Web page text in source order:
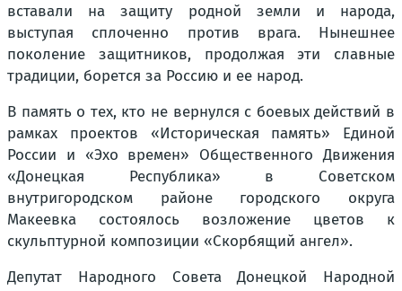
вставали на защиту родной земли и народа,
выступая сплоченно против врага. Нынешнее
поколение защитников, продолжая эти славные
традиции, борется за Россию и ее народ.
В память о тех, кто не вернулся с боевых действий в
рамках проектов «Историческая память» Единой
России и «Эхо времен» Общественного Движения
«Донецкая Республика» в Советском
внутригородском районе городского округа
Макеевка состоялось возложение цветов к
скульптурной композиции «Скорбящий ангел».
Депутат Народного Совета Донецкой Народной